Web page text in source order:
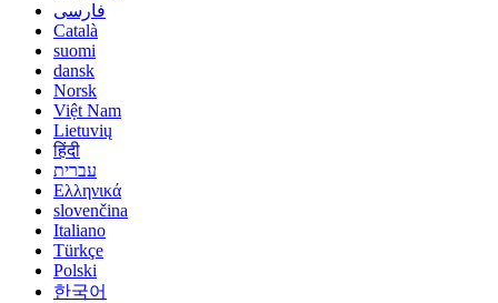
فارسی
Català
suomi
dansk
Norsk
Việt Nam
Lietuvių
हिंदी
עברית
Ελληνικά
slovenčina
Italiano
Türkçe
Polski
한국어